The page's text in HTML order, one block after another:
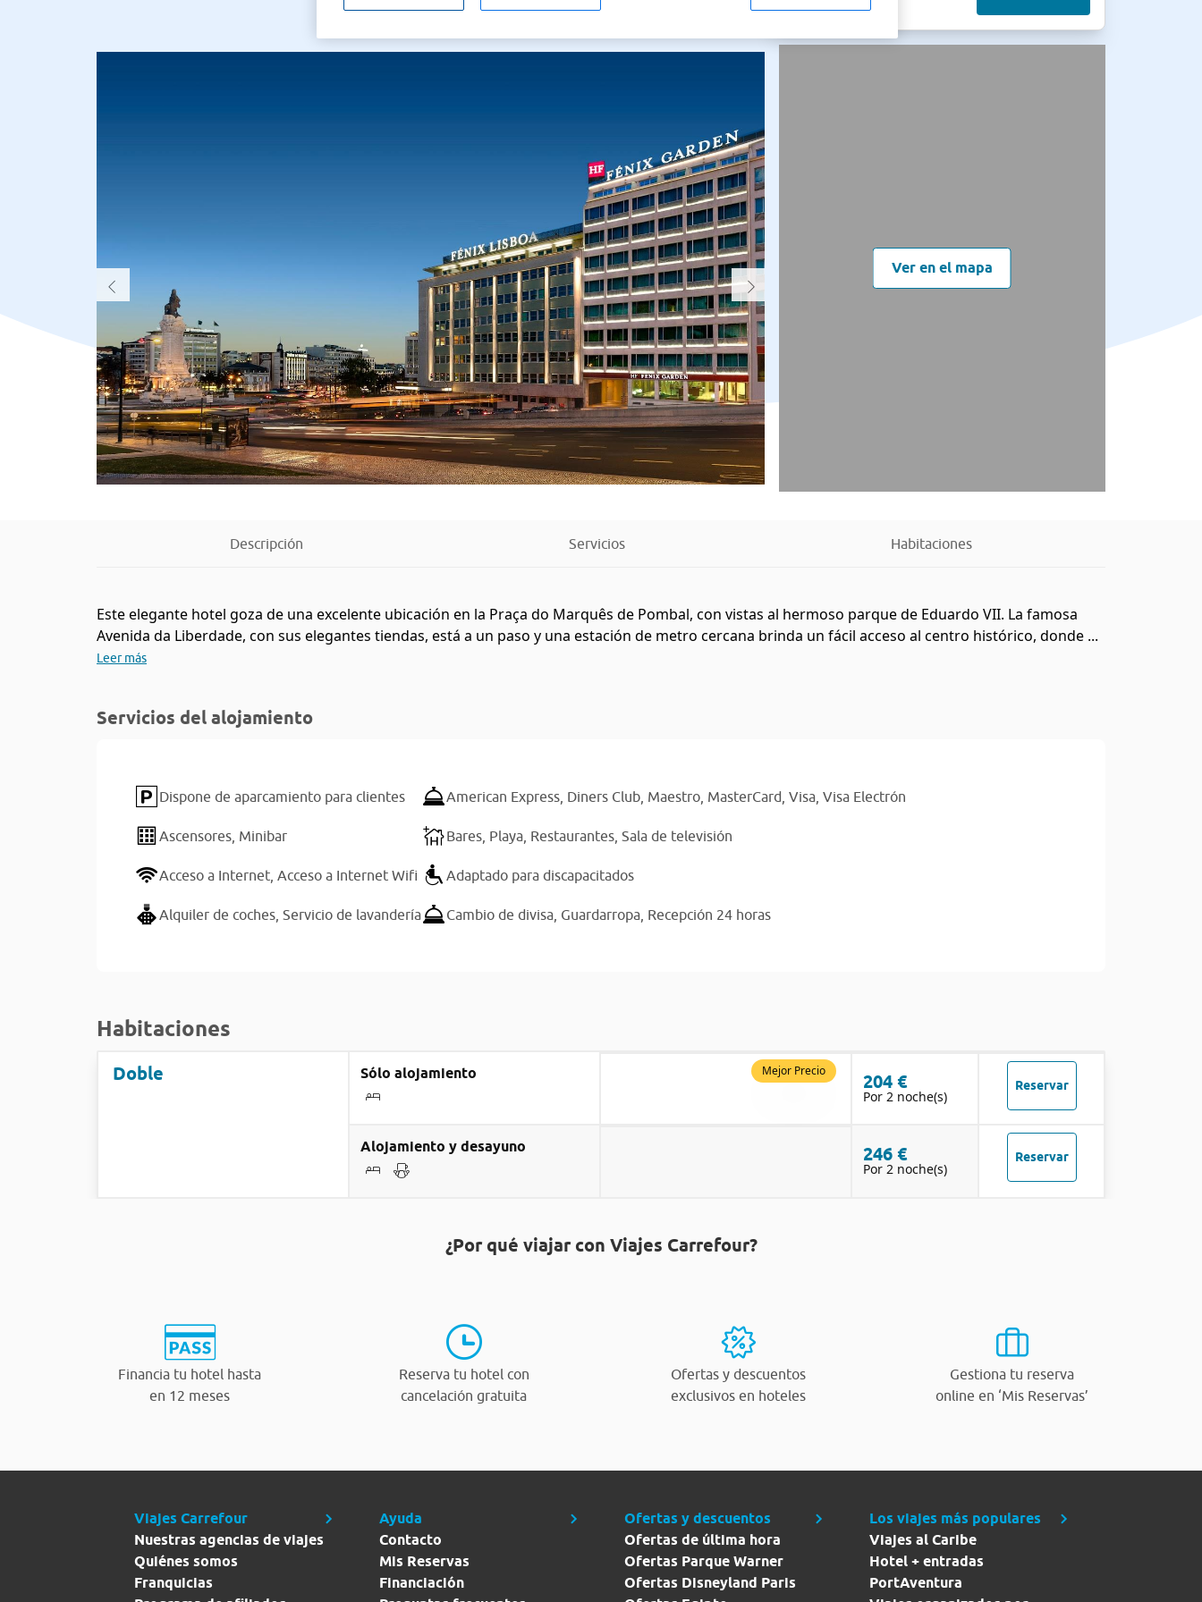
Ver en el mapa
Descripción Servicios Habitaciones
Este elegante hotel goza de una excelente ubicación en la Praça do Marquês de Pombal, con vistas al hermoso parque de Eduardo VII. La famosa
Avenida da Liberdade, con sus elegantes tiendas, está a un paso y una estación de metro cercana brinda un fácil acceso al centro histórico, donde ...
Leer más
Servicios del alojamiento
Dispone de aparcamiento para clientes
Ascensores, Minibar
Acceso a Internet, Acceso a Internet Wifi
Alquiler de coches, Servicio de lavandería
American Express, Diners Club, Maestro, MasterCard, Visa, Visa Electrón
Bares, Playa, Restaurantes, Sala de televisión
Adaptado para discapacitados
Cambio de divisa, Guardarropa, Recepción 24 horas
Habitaciones
Doble Sólo alojamiento Mejor Precio 204 €
Por 2 noche(s)
Reservar
Alojamiento y desayuno 246 €
Por 2 noche(s)
Reservar
¿Por qué viajar con Viajes Carrefour?
Financia tu hotel hasta
en 12 meses
Reserva tu hotel con
cancelación gratuita
Ofertas y descuentos
exclusivos en hoteles
Gestiona tu reserva
online en ‘Mis Reservas’
Viajes Carrefour
Nuestras agencias de viajes
Quiénes somos
Franquicias
Ayuda
Contacto
Mis Reservas
Financiación
Ofertas y descuentos
Ofertas de última hora
Ofertas Parque Warner
Ofertas Disneyland Paris
Los viajes más populares
Viajes al Caribe
Hotel + entradas
PortAventura